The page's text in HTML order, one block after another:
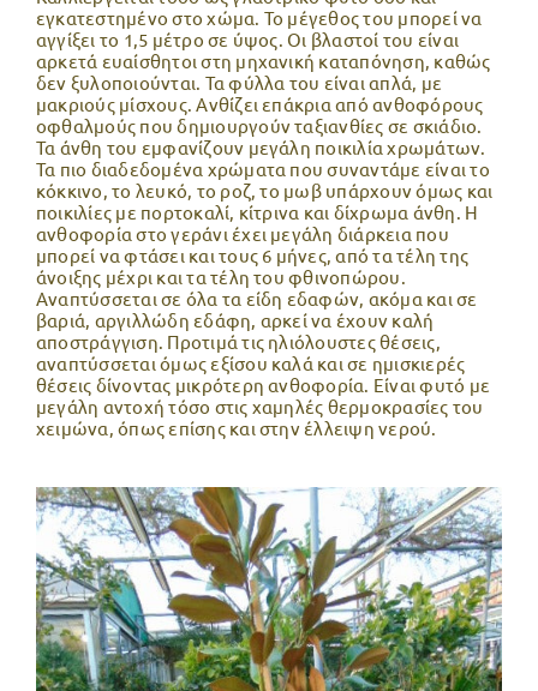
εγκατεστημένο στο χώμα. Το μέγεθος του μπορεί να
αγγίξει το 1,5 μέτρο σε ύψος. Οι βλαστοί του είναι
αρκετά ευαίσθητοι στη μηχανική καταπόνηση, καθώς
δεν ξυλοποιούνται. Τα φύλλα του είναι απλά, με
μακριούς μίσχους. Ανθίζει επάκρια από ανθοφόρους
οφθαλμούς που δημιουργούν ταξιανθίες σε σκιάδιο.
Τα άνθη του εμφανίζουν μεγάλη ποικιλία χρωμάτων.
Τα πιο διαδεδομένα χρώματα που συναντάμε είναι το
κόκκινο, το λευκό, το ροζ, το μωβ υπάρχουν όμως και
ποικιλίες με πορτοκαλί, κίτρινα και δίχρωμα άνθη. Η
ανθοφορία στο γεράνι έχει μεγάλη διάρκεια που
μπορεί να φτάσει και τους 6 μήνες, από τα τέλη της
άνοιξης μέχρι και τα τέλη του φθινοπώρου.
Αναπτύσσεται σε όλα τα είδη εδαφών, ακόμα και σε
βαριά, αργιλλώδη εδάφη, αρκεί να έχουν καλή
αποστράγγιση. Προτιμά τις ηλιόλουστες θέσεις,
αναπτύσσεται όμως εξίσου καλά και σε ημισκιερές
θέσεις δίνοντας μικρότερη ανθοφορία. Είναι φυτό με
μεγάλη αντοχή τόσο στις χαμηλές θερμοκρασίες του
χειμώνα, όπως επίσης και στην έλλειψη νερού.